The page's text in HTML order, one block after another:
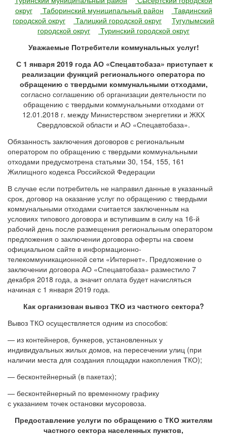
округ
Таборинский муниципальный район
Тавдинский
городской округ
Талицкий городской округ
Тугулымский
городской округ
Туринский городской округ
Уважаемые Потребители коммунальных услуг!
С 1 января 2019 года АО «Спецавтобаза» приступает к
реализации функций регионального оператора по
обращению с твердыми коммунальными отходами,
согласно соглашению об организации деятельности по
обращению с твердыми коммунальными отходами от
12.01.2018 г. между Министерством энергетики и ЖКХ
Свердловской области и АО «Спецавтобаза».
Обязанность заключения договоров с региональным
оператором по обращению с твердыми коммунальными
отходами предусмотрена статьями 30, 154, 155, 161
Жилищного кодекса Российской Федерации
В случае если потребитель не направил данные в указанный
срок, договор на оказание услуг по обращению с твердыми
коммунальными отходами считается заключенным на
условиях типового договора и вступившим в силу на 16-й
рабочий день после размещения региональным оператором
предложения о заключении договора оферты на своем
официальном сайте в информационно-
телекоммуникационной сети «Интернет». Предложение о
заключении договора АО «Спецавтобаза» разместило 7
декабря 2018 года, а значит оплата будет начисляться
начиная с 1 января 2019 года.
Как организован вывоз ТКО из частного сектора?
Вывоз ТКО осуществляется одним из способов:
— из контейнеров, бункеров, установленных у
индивидуальных жилых домов, на пересечении улиц (при
наличии места для создания площадки накопления ТКО);
— бесконтейнерный (в пакетах);
— бесконтейнерный по временному графику
с указанием точек остановки мусоровоза.
Предоставление услуги по обращению с ТКО жителям
частного сектора населенных пунктов,